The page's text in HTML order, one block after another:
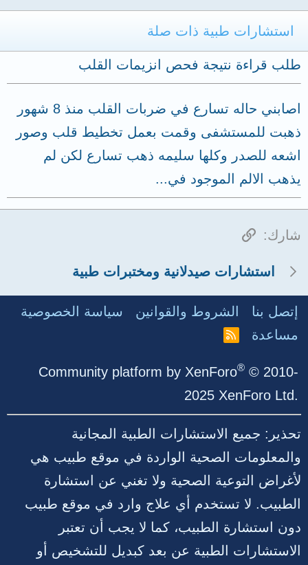
استشارات طبية ذات صلة
طلب قراءة نتيجة فحص انزيمات القلب
اصابني حاله تسارع في ضربات القلب منذ 8 شهور
ذهبت للمستشفى وقمت بعمل تخطيط قلب وصور
اشعه للصدر وكلها سليمه ذهب تسارع لكن لم
يذهب الالم الموجود في...
شارك: الرابط
استشارات صيدلانية ومختبرات طبية
إتصل بنا الشروط والقوانين
سياسة الخصوصية
مساعدة
R
Community platform by XenForo® © 2010-
2025 XenForo Ltd.
تحذير: جميع الاستشارات الطبية المجانية
والمعلومات الصحية الواردة في موقع طبيب هي
لأغراض التوعية الصحية ولا تغني عن استشارة
الطبيب. لا تستخدم أي علاج وارد في موقع طبيب
دون استشارة الطبيب، كما لا يجب أن تعتبر
الاستشارات الطبية عن بعد كبديل للتشخيص أو